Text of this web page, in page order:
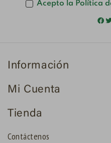
Acepto la Política
Información
Mi Cuenta
Tienda
Contáctenos